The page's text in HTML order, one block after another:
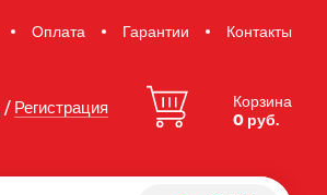
Оплата Гарантии Контакты
/ Регистрация
Корзина
0 руб.